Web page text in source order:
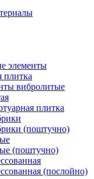
элементы
плитка
вибролитые
плитка
(поштучно)
(поштучно)
(послойно)